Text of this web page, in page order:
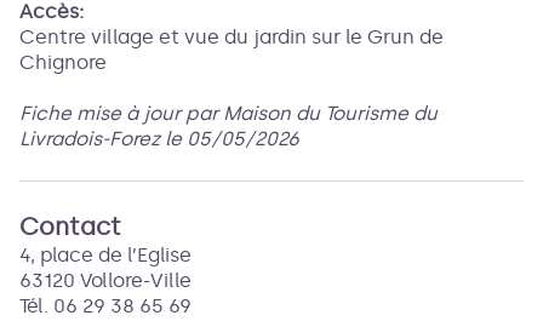
Accès:
Centre village et vue du jardin sur le Grun de
Chignore
Fiche mise à jour par Maison du Tourisme du
Livradois-Forez le 05/05/2026
Contact
4, place de l’Eglise
63120 Vollore-Ville
Tél. 06 29 38 65 69